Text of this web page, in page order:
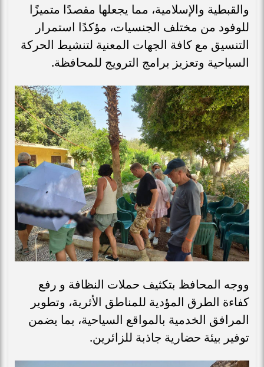
والقبطية والإسلامية، مما يجعلها مقصدًا متميزًا
للوفود من مختلف الجنسيات، مؤكدًا استمرار
التنسيق مع كافة الجهات المعنية لتنشيط الحركة
السياحية وتعزيز برامج الترويج للمحافظة.
ووجه المحافظ بتكثيف حملات النظافة و رفع
كفاءة الطرق المؤدية للمناطق الأثرية، وتطوير
المرافق الخدمية بالمواقع السياحية، بما يضمن
توفير بيئة حضارية جاذبة للزائرين.